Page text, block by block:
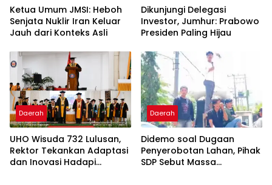
Ketua Umum JMSI: Heboh
Senjata Nuklir Iran Keluar
Jauh dari Konteks Asli
Dikunjungi Delegasi
Investor, Jumhur: Prabowo
Presiden Paling Hijau
Daerah
UHO Wisuda 732 Lulusan,
Rektor Tekankan Adaptasi
dan Inovasi Hadapi
Daerah
Didemo soal Dugaan
Penyerobotan Lahan, Pihak
SDP Sebut Massa